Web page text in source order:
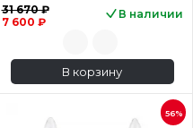
31 670 ₽
7 600 ₽
В наличии
В корзину
56%